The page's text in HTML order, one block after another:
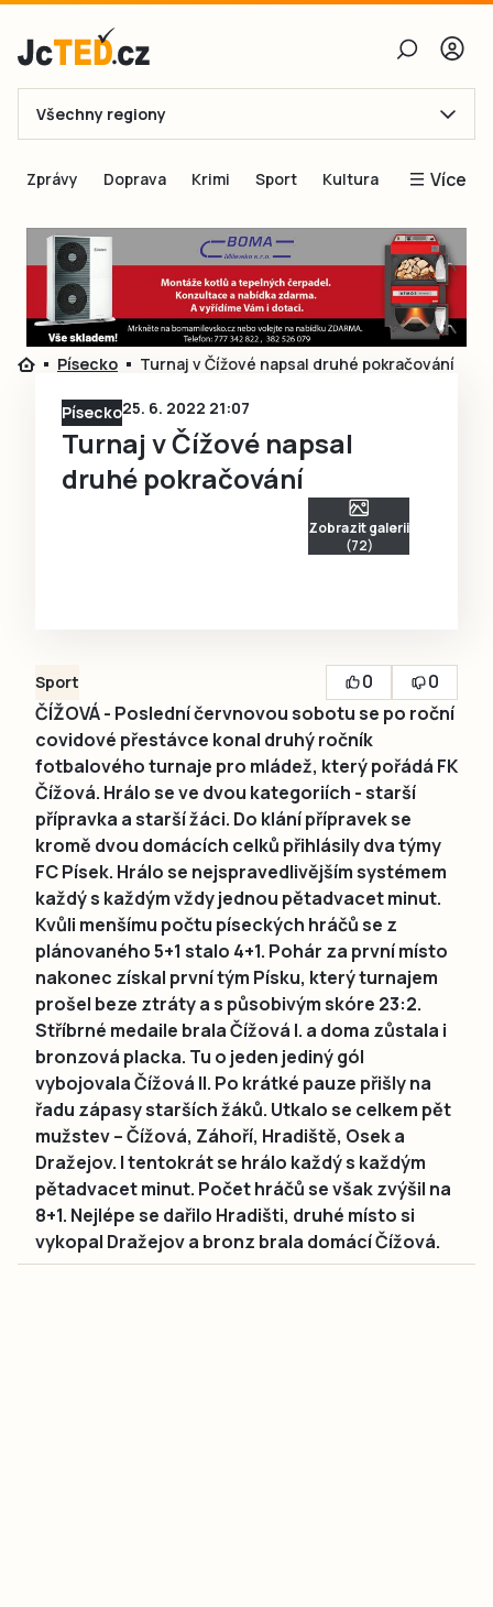
E-mail
Obnovit heslo
Přihlásit se
Přihlásit se přes Facebook
Ještě nemám účet, chci se
Všechny regiony
Zprávy Doprava Krimi Sport Kultura Více
Blogy
Inspirace
Čtenáři píší
Speciální přílohy
Inzerce
Písecko Turnaj v Čížové napsal druhé pokračování
Písecko25. 6. 2022 21:07
Turnaj v Čížové napsal
druhé pokračování
Zobrazit galerii
(72)
Sport 0
0
ČÍŽOVÁ - Poslední červnovou sobotu se po roční
covidové přestávce konal druhý ročník
fotbalového turnaje pro mládež, který pořádá FK
Čížová. Hrálo se ve dvou kategoriích - starší
přípravka a starší žáci. Do klání přípravek se
kromě dvou domácích celků přihlásily dva týmy
FC Písek. Hrálo se nejspravedlivějším systémem
každý s každým vždy jednou pětadvacet minut.
Kvůli menšímu počtu píseckých hráčů se z
plánovaného 5+1 stalo 4+1. Pohár za první místo
nakonec získal první tým Písku, který turnajem
prošel beze ztráty a s působivým skóre 23:2.
Stříbrné medaile brala Čížová I. a doma zůstala i
bronzová placka. Tu o jeden jediný gól
vybojovala Čížová II. Po krátké pauze přišly na
řadu zápasy starších žáků. Utkalo se celkem pět
mužstev – Čížová, Záhoří, Hradiště, Osek a
Dražejov. I tentokrát se hrálo každý s každým
pětadvacet minut. Počet hráčů se však zvýšil na
8+1. Nejlépe se dařilo Hradišti, druhé místo si
vykopal Dražejov a bronz brala domácí Čížová.